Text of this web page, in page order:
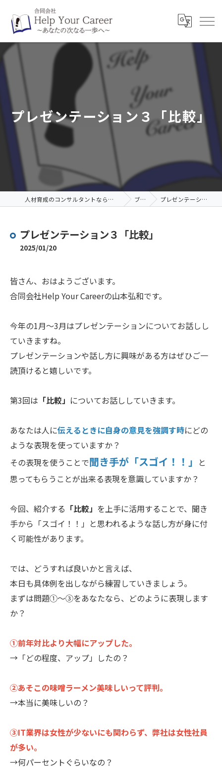
プレゼンテーション３「比較」
人材育成のコンサルタントなら合同会社Help Your Career ブログ プレゼンテーション３「比較」
プレゼンテーション３「比較」
2025/01/20
皆さん、おはようございます。
合同会社Help Your Careerの山本弘和です。
今年の1月～3月はプレゼンテーションについてお話しし
ていきますね。
プレゼンテーションや話し方に興味がある方はぜひご一
読頂けると嬉しいです。
第3回は 「比較」 についてお話ししていきます。
あなたは人に伝えるときに自身の意見を強調す時にどの
ような表現を使っていますか？
その表現を使うことで聞き手が「スゴイ！！」
と
思ってもらうことが出来る表現を意識していますか？
今回、紹介する 「比較」 を上手に活用することで、聞き
手から「スゴイ！！」と思われるような話し方が身に付
く可能性があります。
では、どうすれば良いかと言えば、
本日も具体例を出しながら練習していきましょう。
まずは問題①～③をあなたなら、どのように表現します
か？
①前年対比より大幅にアップした。
→「どの程度、アップ」したの？
②あそこの味噌ラーメン美味しいって評判。
→本当に美味しいの？
③IT業界は女性が少ないにも関わらず、弊社は女性社員
が多い。
→何パーセントぐらいなの？